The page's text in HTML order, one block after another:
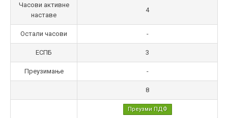
Часови активне
наставе
4
Остали часови -
ЕСПБ 3
Преузимање -
8
Преузми ПДФ